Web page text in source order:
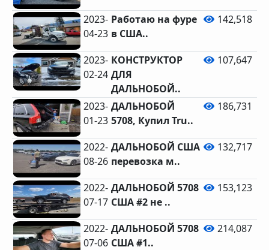
2023-
04-23
Работаю на фуре
в США..
142,518
2023-
02-24
КОНСТРУКТОР
ДЛЯ
ДАЛЬНОБОЙ..
107,647
2023-
01-23
ДАЛЬНОБОЙ
5708, Купил Tru..
186,731
2022-
08-26
ДАЛЬНОБОЙ США
перевозка м..
132,717
2022-
07-17
ДАЛЬНОБОЙ 5708
США #2 не ..
153,123
2022-
07-06
ДАЛЬНОБОЙ 5708
США #1..
214,087